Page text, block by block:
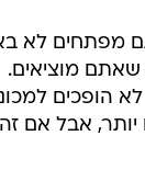
מפתחים לא
שאתם מוציאים.
הופכים
אבל אם